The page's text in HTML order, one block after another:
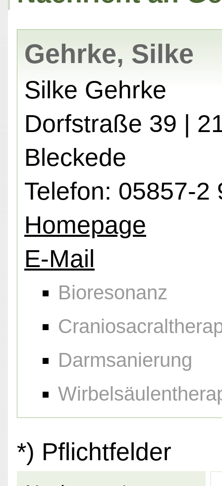
Gehrke, Silke
Silke Gehrke
Dorfstraße 39 |
Bleckede
Telefon: 05857-2
Homepage
E-Mail
Bioresonanz
Darmsanierung
*) Pflichtfelder